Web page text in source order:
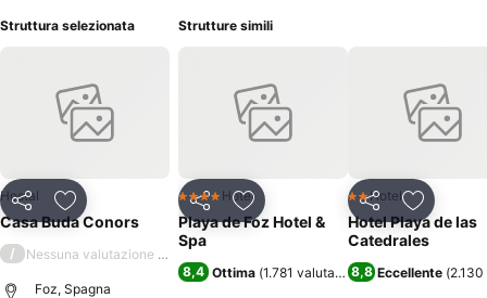
Struttura selezionata
CondividiAggiungi ai preferiti
Hostal
Casa Buda Conors
/ Nessuna valutazione disponibile
Foz, Spagna
Strutture simili
CondividiAggiungi ai preferiti
4 StelleHotel
Playa de Foz Hotel &
Spa
8,4 Ottima (1.781 valutazioni)
Condividi
2 Stelle
Hotel
Hotel Playa de las
Catedrales
8,8 Eccellente (